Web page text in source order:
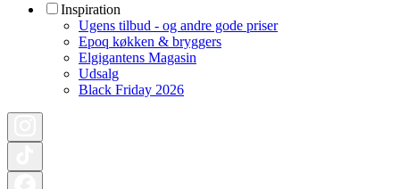
Inspiration
Ugens tilbud - og andre gode priser
Epoq køkken & bryggers
Elgigantens Magasin
Udsalg
Black Friday 2026